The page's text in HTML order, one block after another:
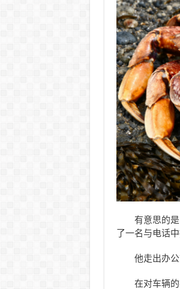
有意思的
了一名与电话
他走出办
在对车辆